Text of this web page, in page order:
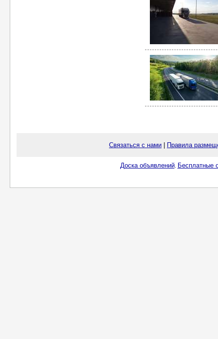
Связаться с нами Правила
Доска объявлений. Бесплатные